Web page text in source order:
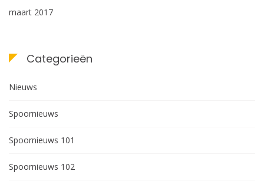
maart 2017
Categorieën
Nieuws
Spoornieuws
Spoornieuws 101
Spoornieuws 102